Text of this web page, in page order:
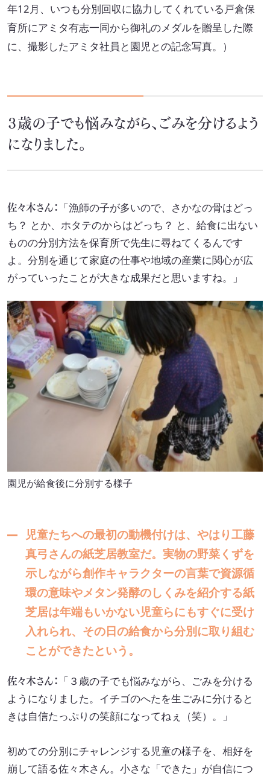
生産工場・プロセス向けソリューション
サステナビリティ教育・研修
ご支援・価値づくりの事例
持続可能なまちづくり
海外事業
Mission
お知らせ
セミナー・イベント
会社概要
業務連携
年12月、いつも分別回収に協力してくれている戸倉保
育所にアミタ有志一同から御礼のメダルを贈呈した際
に、撮影したアミタ社員と園児との記念写真。）
３歳の子でも悩みながら、ごみを分けるよう
になりました。
佐々木さん： 「漁師の子が多いので、さかなの骨はどっ
ち？ とか、ホタテのからはどっち？ と、給食に出ない
ものの分別方法を保育所で先生に尋ねてくるんです
よ。分別を通じて家庭の仕事や地域の産業に関心が広
がっていったことが大きな成果だと思いますね。」
園児が給食後に分別する様子
児童たちへの最初の動機付けは、やはり工藤
真弓さんの紙芝居教室だ。実物の野菜くずを
示しながら創作キャラクターの言葉で資源循
環の意味やメタン発酵のしくみを紹介する紙
芝居は年端もいかない児童らにもすぐに受け
入れられ、その日の給食から分別に取り組む
ことができたという。
佐々木さん： 「３歳の子でも悩みながら、ごみを分ける
ようになりました。イチゴのへたを生ごみに分けると
きは自信たっぷりの笑顔になってねぇ（笑）。」
初めての分別にチャレンジする児童の様子を、相好を
崩して語る佐々木さん。小さな「できた」が自信につ